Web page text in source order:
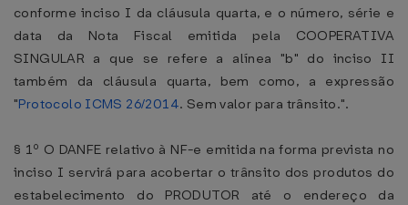
conforme inciso I da cláusula quarta, e o número, série e
data da Nota Fiscal emitida pela COOPERATIVA
SINGULAR a que se refere a alínea "b" do inciso II
também da cláusula quarta, bem como, a expressão
"Protocolo ICMS 26/2014. Sem valor para trânsito.".
§ 1º O DANFE relativo à NF-e emitida na forma prevista no
inciso I servirá para acobertar o trânsito dos produtos do
estabelecimento do PRODUTOR até o endereço da